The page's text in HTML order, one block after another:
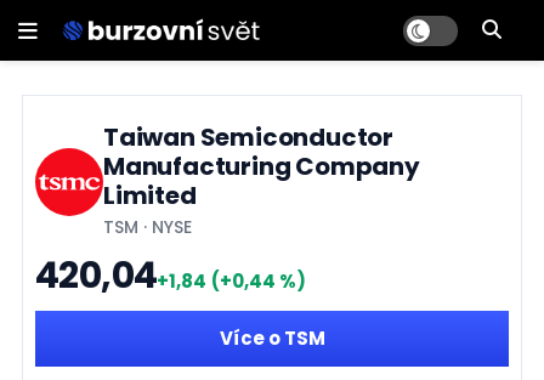
Taiwan Semiconductor
Manufacturing Company
Limited
TSM · NYSE
Více o TSM
420,04+1,84 (+0,44 %)